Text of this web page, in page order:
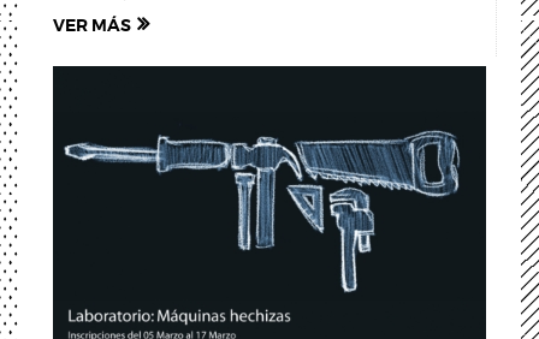
VER MÁS